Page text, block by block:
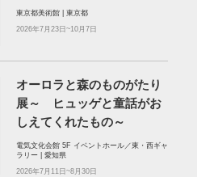
東京都美術館 | 東京都
2026年7月23日~10月7日
オーロラと森のものがたり
展～ ヒュッゲと童話がお
しえてくれたもの～
電気文化会館 5F イベントホール／東・西ギャ
ラリー | 愛知県
2026年7月11日~8月30日